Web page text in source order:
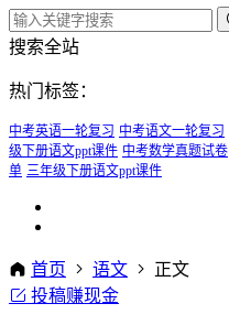
搜索全站
热门标签：
中考英语一轮复习 中考语文一轮复习
级下册语文ppt课件 中考数学真题试卷
单 三年级下册语文ppt课件
首页 语文
正文
投稿赚现金